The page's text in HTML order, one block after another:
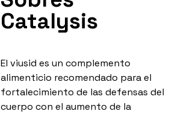
Catalysis
El viusid es un complemento
alimenticio recomendado para el
fortalecimiento de las defensas del
cuerpo con el aumento de la